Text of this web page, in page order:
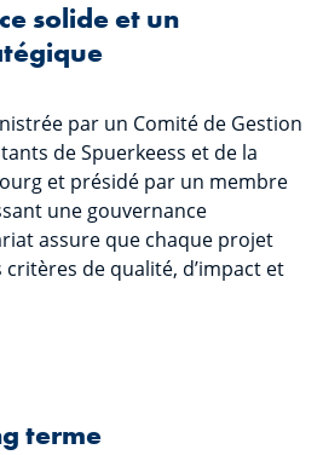
solide et un
par un Comité de Gestion
de Spuerkeess et de la
et présidé par un membre
une gouvernance
assure que chaque projet
de qualité, d’impact et
terme